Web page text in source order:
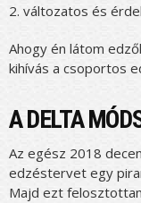
változatos és
Ahogy én látom
kihívás a csoportos
A DELTA
Az egész 2018
edzéstervet egy
Majd ezt